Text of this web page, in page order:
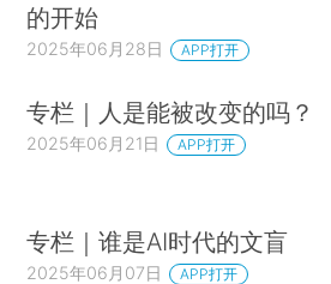
的开始
2025年06月28日 APP打开
专栏｜人是能被改变的吗？
2025年06月21日 APP打开
专栏｜谁是AI时代的文盲
2025年06月07日 APP打开